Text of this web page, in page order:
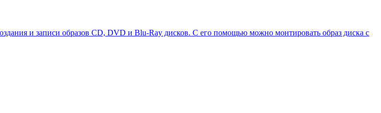
и записи образов CD, DVD и Blu-Ray дисков. С его помощью можно монтировать образ диска с